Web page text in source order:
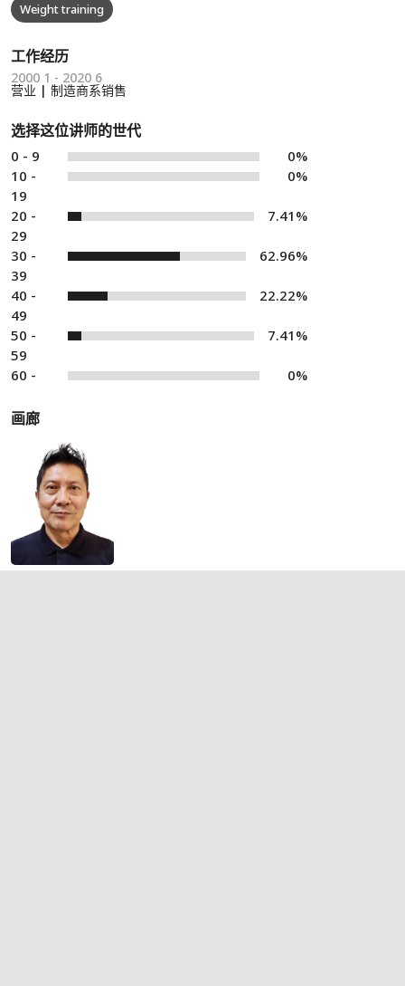
Weight training
工作经历
2000 1 - 2020 6
营业 | 制造商系销售
选择这位讲师的世代
0 - 9
0%
10 -
19
0%
20 -
29
7.41%
30 -
39
62.96%
40 -
49
22.22%
50 -
59
7.41%
60 - 0%
画廊